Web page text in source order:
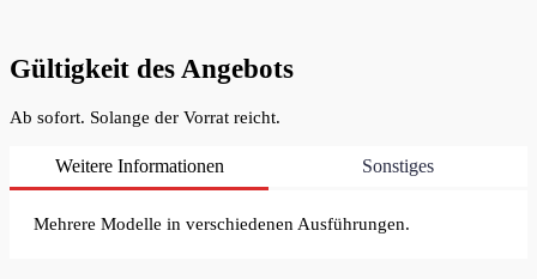
Gültigkeit des Angebots
Ab sofort. Solange der Vorrat reicht.
Weitere Informationen Sonstiges
Mehrere Modelle in verschiedenen Ausführungen.